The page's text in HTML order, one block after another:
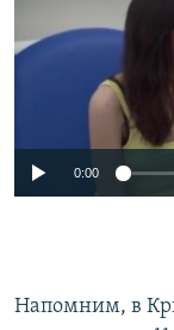
No
0:00
Напомним, в